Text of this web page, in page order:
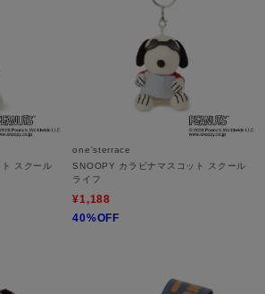
スクール
one'sterrace
SNOOPY カラビナマスコット スクール
ライフ
¥1,188
40%OFF